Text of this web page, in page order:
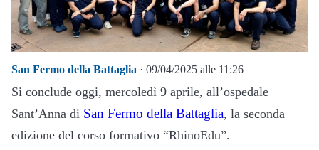
San Fermo della Battaglia · 09/04/2025 alle 11:26
Si conclude oggi, mercoledì 9 aprile, all’ospedale
Sant’Anna di San Fermo della Battaglia, la seconda
edizione del corso formativo “RhinoEdu”.